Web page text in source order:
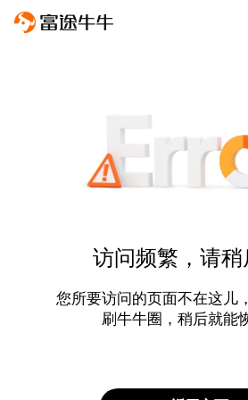
访问频繁，请稍
您所要访问的页面不在这儿
刷牛牛圈，稍后就能